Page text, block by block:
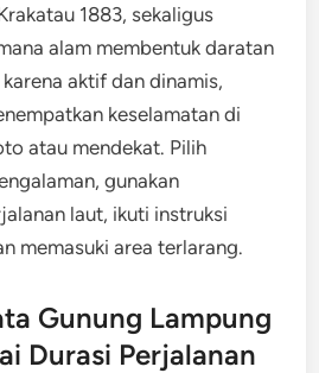
1883, sekaligus
alam membentuk daratan
aktif dan dinamis,
keselamatan di
atau mendekat. Pilih
gunakan
laut, ikuti instruksi
memasuki area terlarang.
Gunung Lampung
Durasi Perjalanan